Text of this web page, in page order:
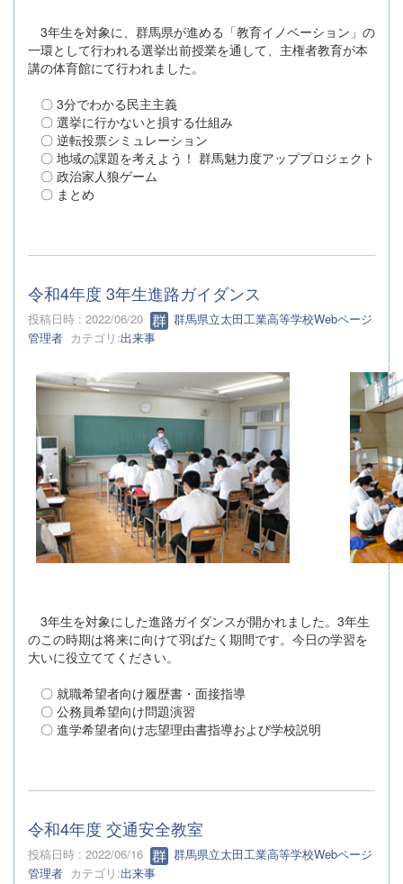
3年生を対象に、群馬県が進める「教育イノベーション」の
一環として行われる選挙出前授業を通して、主権者教育が本
講の体育館にて行われました。
〇 3分でわかる民主主義
〇 選挙に行かないと損する仕組み
〇 逆転投票シミュレーション
〇 地域の課題を考えよう！ 群馬魅力度アッププロジェクト
〇 政治家人狼ゲーム
〇 まとめ
令和4年度 3年生進路ガイダンス
投稿日時 : 2022/06/20
群馬県立太田工業高等学校Webページ
管理者 カテゴリ:出来事
3年生を対象にした進路ガイダンスが開かれました。3年生
のこの時期は将来に向けて羽ばたく期間です。今日の学習を
大いに役立ててください。
〇 就職希望者向け履歴書・面接指導
〇 公務員希望向け問題演習
〇 進学希望者向け志望理由書指導および学校説明
令和4年度 交通安全教室
投稿日時 : 2022/06/16
群馬県立太田工業高等学校Webページ
管理者 カテゴリ:出来事